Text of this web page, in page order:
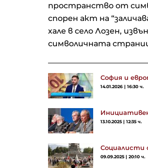
пространство от
спорен акт на
хале в село Лозен,
символичната
София и
14.01.2026 | 16:30 ч.
13.10.2025 | 12:35 ч.
Социалисти
09.09.2025 | 20:10 ч.